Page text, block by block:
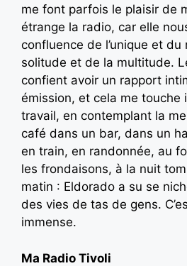
me font parfois le plaisir de
étrange la radio, car elle
confluence de l’unique et du
solitude et de la multitude.
confient avoir un rapport
émission, et cela me touche
travail, en contemplant la
café dans un bar, dans un
en train, en randonnée, au
les frondaisons, à la nuit
matin : Eldorado a su se
des vies de tas de gens.
immense.
Ma Radio Tivoli